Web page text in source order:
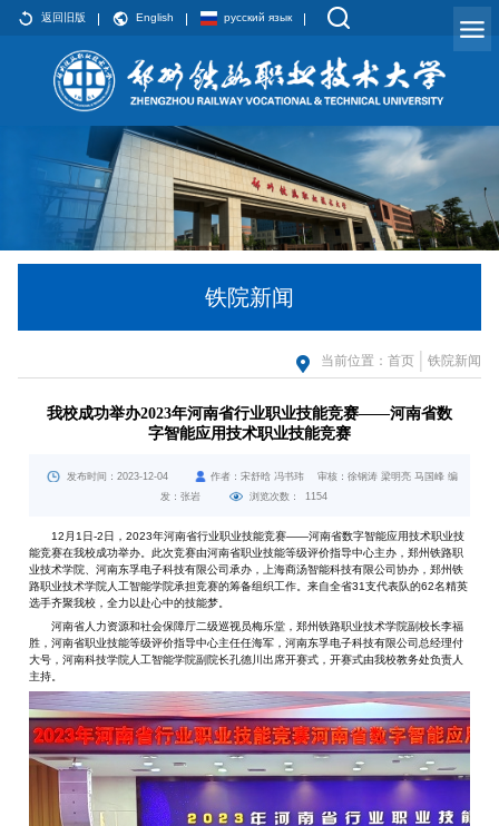
返回旧版 English русский язык
铁院新闻
当前位置： 首页 铁院新闻
我校成功举办2023年河南省行业职业技能竞赛——河南省数
字智能应用技术职业技能竞赛
发布时间：2023-12-04
作者：宋舒晗 冯书玮 审核：徐钢涛 梁明亮 马国峰 编
发：张岩
浏览次数： 1154
12月1日-2日，2023年河南省行业职业技能竞赛——河南省数字智能应用技术职业技
能竞赛在我校成功举办。此次竞赛由河南省职业技能等级评价指导中心主办，郑州铁路职
业技术学院、河南东孚电子科技有限公司承办，上海商汤智能科技有限公司协办，郑州铁
路职业技术学院人工智能学院承担竞赛的筹备组织工作。来自全省31支代表队的62名精英
选手齐聚我校，全力以赴心中的技能梦。
河南省人力资源和社会保障厅二级巡视员梅乐堂，郑州铁路职业技术学院副校长李福
胜，河南省职业技能等级评价指导中心主任任海军，河南东孚电子科技有限公司总经理付
大号，河南科技学院人工智能学院副院长孔德川出席开赛式，开赛式由我校教务处负责人
主持。